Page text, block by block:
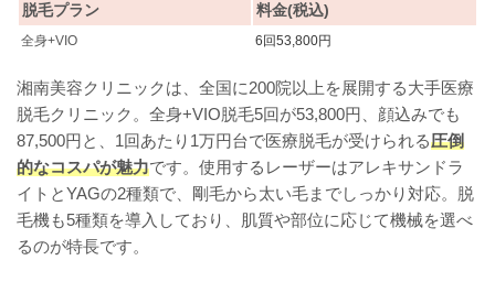
脱毛プラン 料金(税込)
全身+VIO 6回53,800円
湘南美容クリニックは、全国に200院以上を展開する大手医療
脱毛クリニック。全身+VIO脱毛5回が53,800円、顔込みでも
87,500円と、1回あたり1万円台で医療脱毛が受けられる圧倒
的なコスパが魅力です。使用するレーザーはアレキサンドラ
イトとYAGの2種類で、剛毛から太い毛までしっかり対応。脱
毛機も5種類を導入しており、肌質や部位に応じて機械を選べ
るのが特長です。